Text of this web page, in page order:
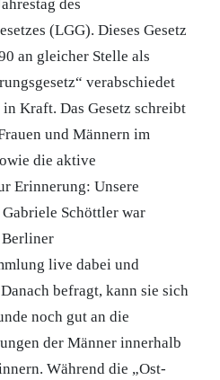
des
(LGG). Dieses Gesetz
an gleicher Stelle als
verabschiedet
Kraft. Das Gesetz schreibt
und Männern im
die aktive
Erinnerung: Unsere
Schöttler war
live dabei und
befragt, kann sie sich
noch gut an die
der Männer innerhalb
Während die „Ost-